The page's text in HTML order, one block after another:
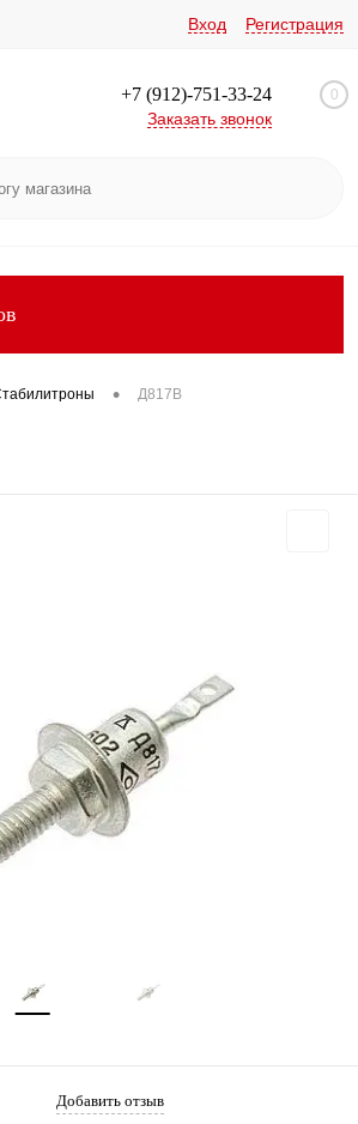
Вход Регистрация
+7 (912)-751-33-24
Заказать звонок
0
• Д817В
Добавить отзыв